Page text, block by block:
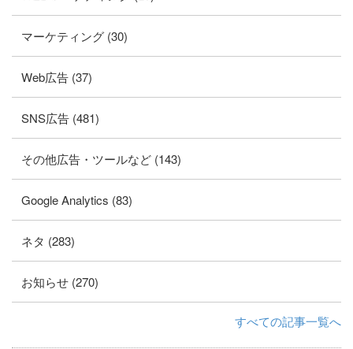
マーケティング (30)
Web広告 (37)
SNS広告 (481)
その他広告・ツールなど (143)
Google Analytics (83)
ネタ (283)
お知らせ (270)
すべての記事一覧へ